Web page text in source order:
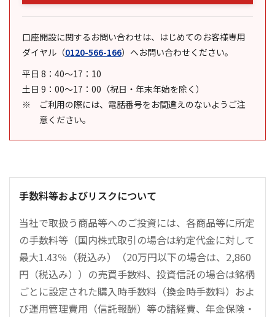
口座開設に関するお問い合わせは、はじめてのお客様専用
ダイヤル （0120-566-166） へお問い合わせください。
平日 8：40～17：10
土日 9：00～17：00（祝日・年末年始を除く）
ご利用の際には、電話番号をお間違えのないようご注
意ください。
手数料等およびリスクについて
当社で取扱う商品等へのご投資には、各商品等に所定
の手数料等（国内株式取引の場合は約定代金に対して
最大1.43％（税込み）（20万円以下の場合は、2,860
円（税込み））の売買手数料、投資信託の場合は銘柄
ごとに設定された購入時手数料（換金時手数料）およ
び運用管理費用（信託報酬）等の諸経費、年金保険・